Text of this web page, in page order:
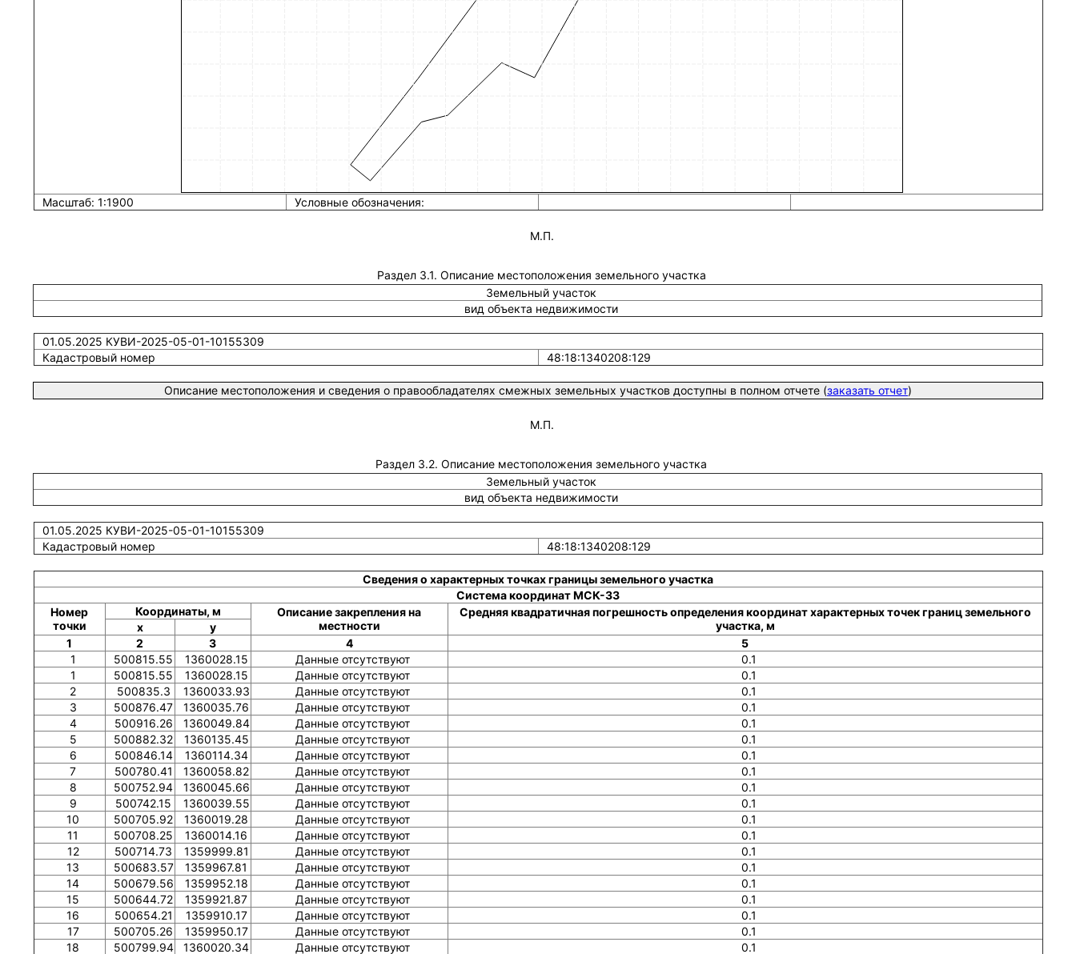
Масштаб: 1:1900 Условные обозначения:
М.П.
Раздел 3.1. Описание местоположения земельного участка
Земельный участок
вид объекта недвижимости
01.05.2025 КУВИ-2025-05-01-10155309
Кадастровый номер
48:18:1340208:129
Описание местоположения и сведения о правообладателях смежных земельных участков доступны в полном отчете (заказать отчет)
М.П.
Раздел 3.2. Описание местоположения земельного участка
Земельный участок
вид объекта недвижимости
01.05.2025 КУВИ-2025-05-01-10155309
Кадастровый номер
48:18:1340208:129
Сведения о характерных точках границы земельного участка
Система координат МСК-33
Номер
точки
Координаты, м
Описание закрепления на
местности
Средняя квадратичная погрешность определения координат характерных точек границ земельного
участка, м
x
y
1
2 3 4
5
1
500815.55 1360028.15 Данные отсутствуют
0.1
1
500815.55 1360028.15 Данные отсутствуют
0.1
2
500835.3 1360033.93 Данные отсутствуют
0.1
3
500876.47 1360035.76 Данные отсутствуют
0.1
4
500916.26 1360049.84 Данные отсутствуют
0.1
5
500882.32 1360135.45 Данные отсутствуют
0.1
6
500846.14 1360114.34 Данные отсутствуют
0.1
7
500780.41 1360058.82 Данные отсутствуют
0.1
8
500752.94 1360045.66 Данные отсутствуют
0.1
9
500742.15 1360039.55 Данные отсутствуют
0.1
10
500705.92 1360019.28 Данные отсутствуют
0.1
11
500708.25 1360014.16 Данные отсутствуют
0.1
12
500714.73 1359999.81 Данные отсутствуют
0.1
13
500683.57 1359967.81 Данные отсутствуют
0.1
14
500679.56 1359952.18 Данные отсутствуют
0.1
15
500644.72 1359921.87 Данные отсутствуют
0.1
16
500654.21 1359910.17 Данные отсутствуют
0.1
17
500705.26 1359950.17 Данные отсутствуют
0.1
18
500799.94 1360020.34 Данные отсутствуют 0.1